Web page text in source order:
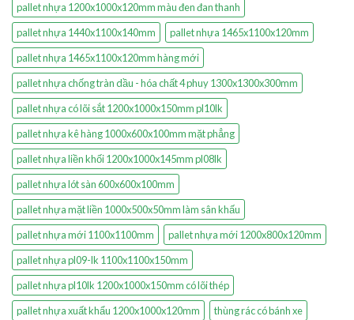
pallet nhựa 1200x1000x120mm màu đen đan thanh
pallet nhựa 1440x1100x140mm
pallet nhựa 1465x1100x120mm
pallet nhựa 1465x1100x120mm hàng mới
pallet nhựa chống tràn dầu - hóa chất 4 phuy 1300x1300x300mm
pallet nhựa có lõi sắt 1200x1000x150mm pl10lk
pallet nhựa kê hàng 1000x600x100mm mặt phẳng
pallet nhựa liền khối 1200x1000x145mm pl08lk
pallet nhựa lót sàn 600x600x100mm
pallet nhựa mặt liền 1000x500x50mm làm sân khấu
pallet nhựa mới 1100x1100mm
pallet nhựa mới 1200x800x120mm
pallet nhựa pl09-lk 1100x1100x150mm
pallet nhựa pl10lk 1200x1000x150mm có lõi thép
pallet nhựa xuất khẩu 1200x1000x120mm
thùng rác có bánh xe